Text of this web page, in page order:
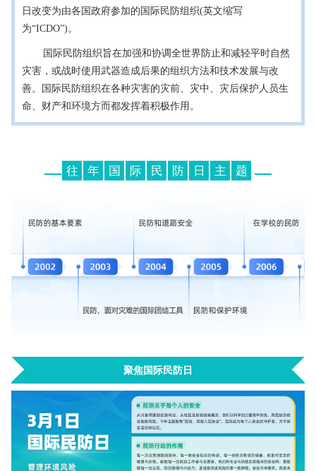
日改变为由各国政府参加的国际民防组织(英文缩写
为“ICDO”)。
国际民防组织旨在加强和协调全世界防止和减轻平时自然
灾害，或战时使用武器造成后果的组织方法和技术发展与改
善。国际民防组织在各种灾害的灾前、灾中、灾后保护人员生
命、财产和环境方而都发挥着积极作用。
往 年 国 际 民 防 日 主 题
聚焦国际民防日